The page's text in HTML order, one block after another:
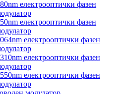
електрооптички фазен
електрооптички фазен
електрооптички фазен
електрооптички фазен
електрооптички фазен